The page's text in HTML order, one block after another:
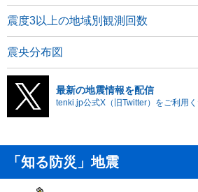
震度3以上の地域別観測回数
震央分布図
最新の地震情報を配信
tenki.jp公式X（旧Twitter）をご利用く
「知る防災」地震